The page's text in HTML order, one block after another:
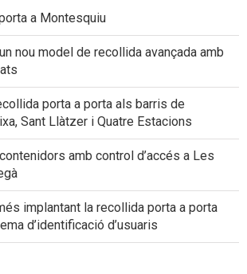
a Montesquiu
nou model de recollida avançada amb
porta a porta als barris de
Sant Llàtzer i Quatre Estacions
amb control d’accés a Les
implantant la recollida porta a porta
d’identificació d’usuaris